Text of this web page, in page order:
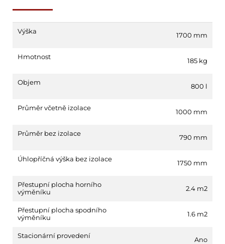
Výška 1700 mm
Hmotnost 185 kg
Objem 800 l
Průměr včetně izolace 1000 mm
Průměr bez izolace 790 mm
Úhlopříčná výška bez izolace 1750 mm
Přestupní plocha horního
výměníku
2.4 m2
Přestupní plocha spodního
výměníku
1.6 m2
Stacionární provedení Ano